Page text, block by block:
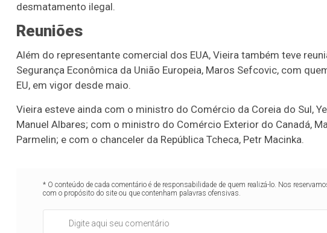
desmatamento ilegal.
Reuniões
Além do representante comercial dos EUA, Vieira também teve
Segurança Econômica da União Europeia, Maros Sefcovic, com
EU, em vigor desde maio.
Vieira esteve ainda com o ministro do Comércio da Coreia do Sul,
Manuel Albares; com o ministro do Comércio Exterior do Canadá,
Parmelin; e com o chanceler da República Tcheca, Petr Macinka.
* O conteúdo de cada comentário é de responsabilidade de quem realizá-lo. Nos
com o propósito do site ou que contenham palavras ofensivas.